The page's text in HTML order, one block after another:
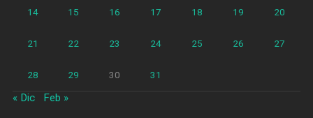
14 15 16 17 18 19 20
21 22 23 24 25 26 27
28 29 30 31
« Dic Feb »